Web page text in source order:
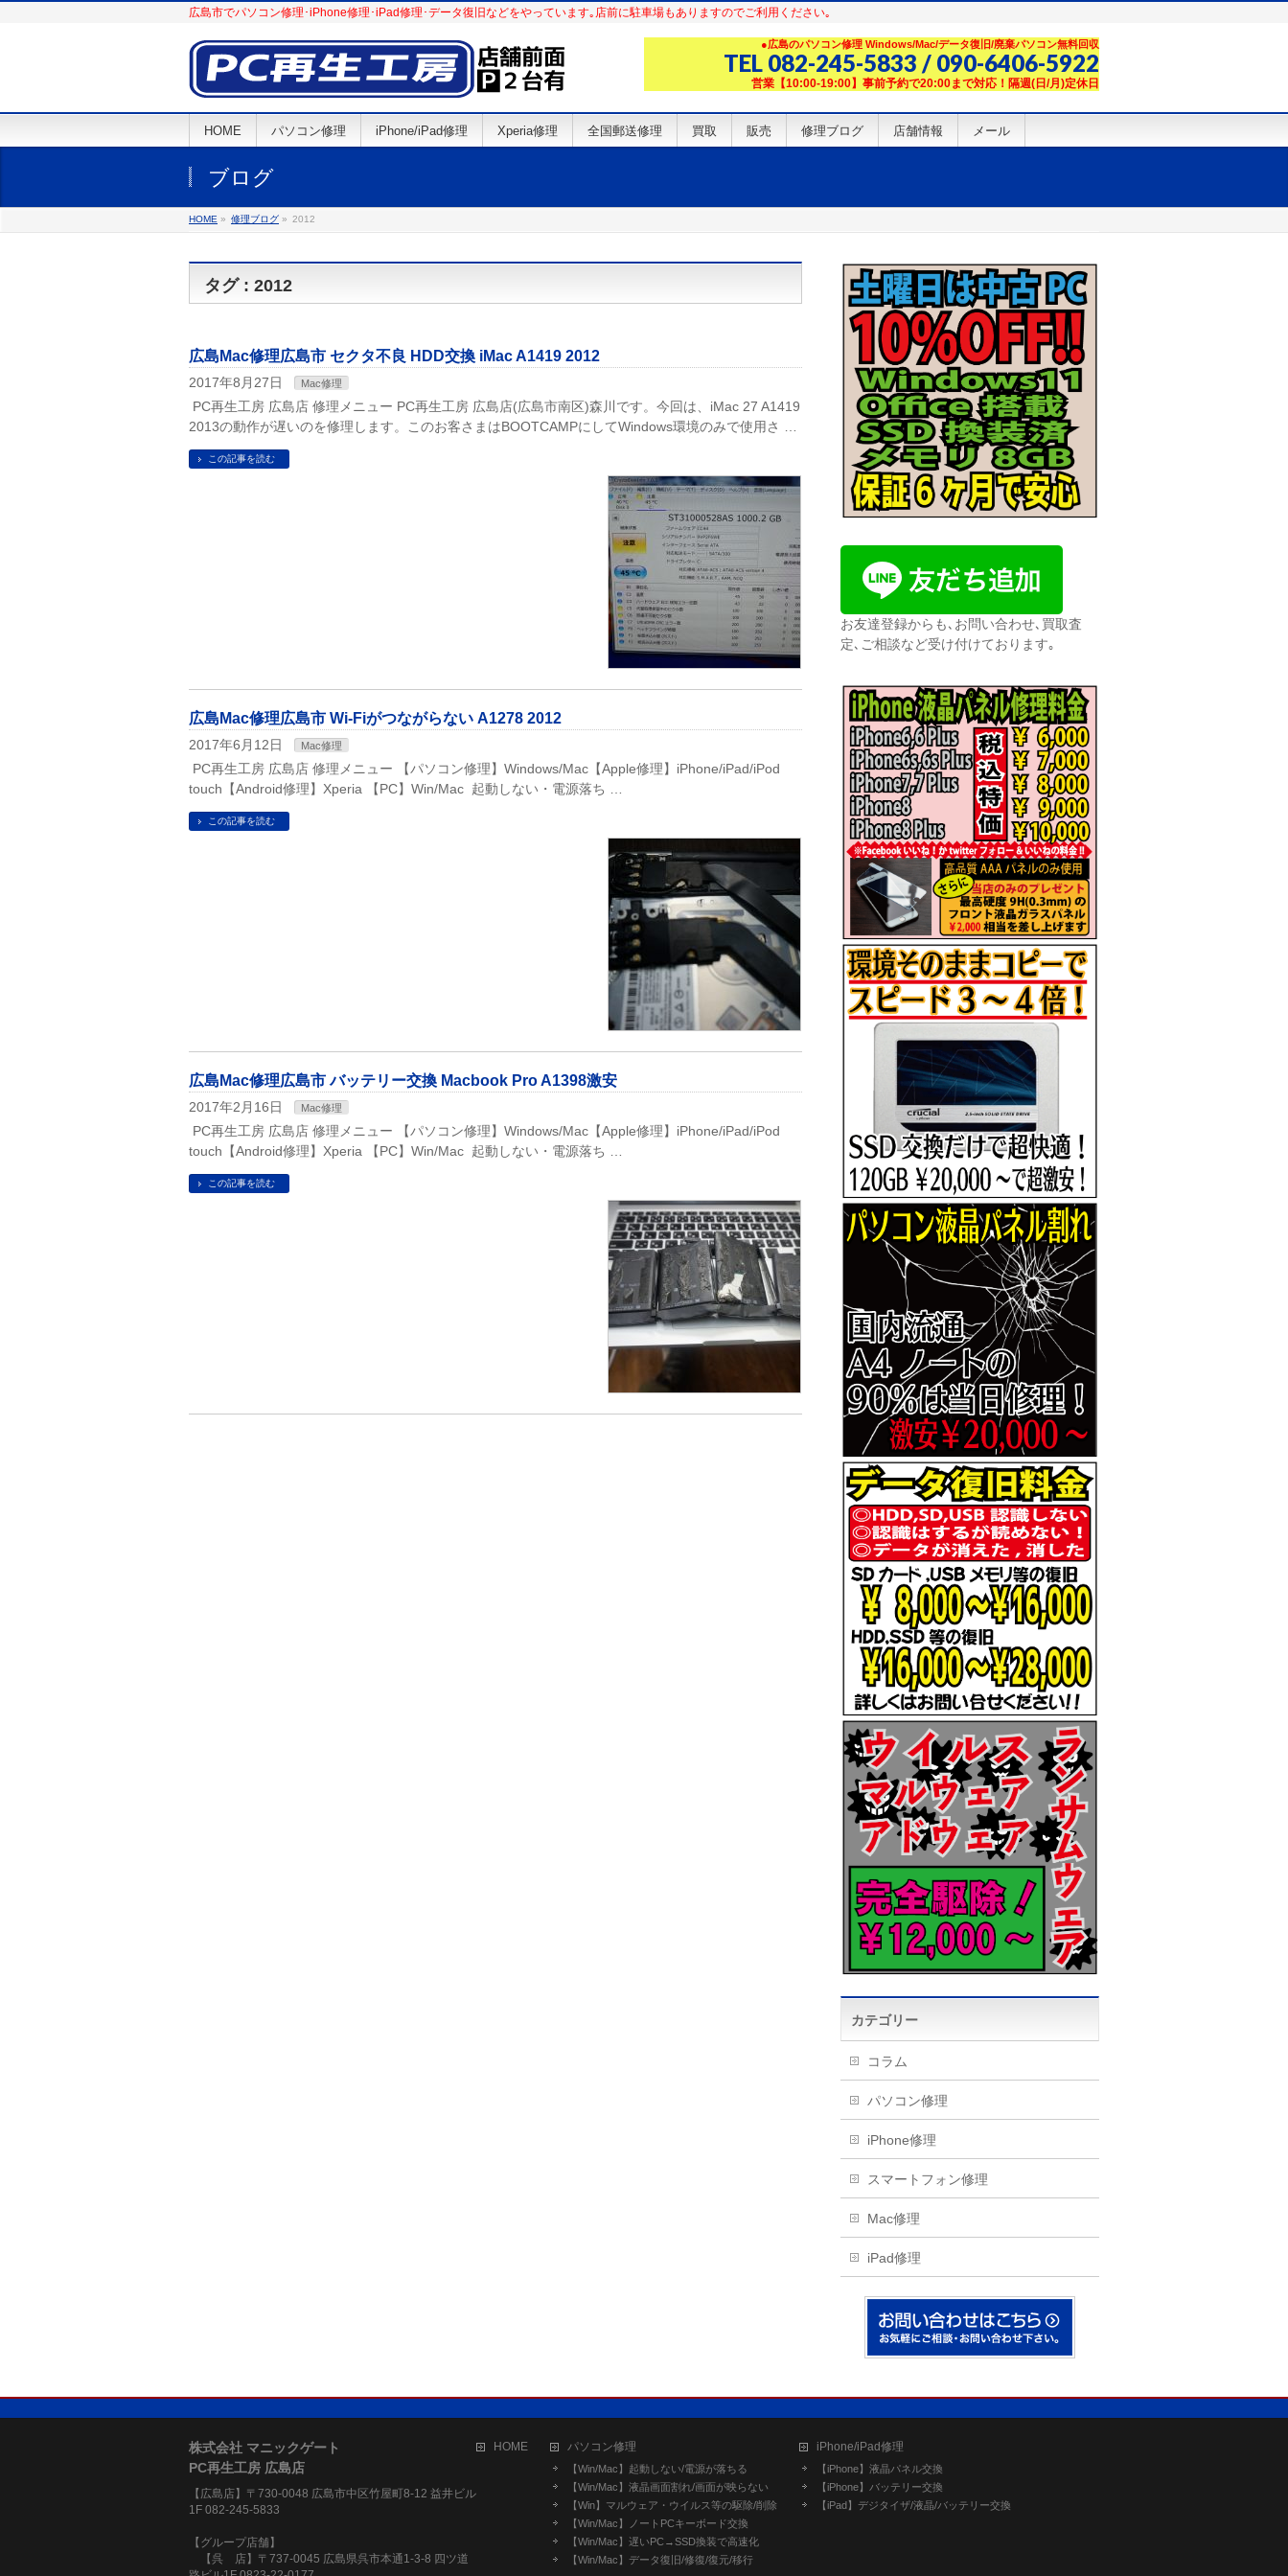
広島市でパソコン修理･iPhone修理･iPad修理･データ復旧などをやっています｡店前に駐車場もありますのでご利用ください｡
●広島のパソコン修理 Windows/Mac/データ復旧/廃棄パソコン無料回収
TEL 082-245-5833 / 090-6406-5922
営業【10:00-19:00】事前予約で20:00まで対応！隔週(日/月)定休日
HOME パソコン修理 iPhone/iPad修理 Xperia修理 全国郵送修理 買取 販売 修理ブログ 店舗情報 メール
ブログ
HOME » 修理ブログ » 2012
タグ : 2012
広島Mac修理広島市 セクタ不良 HDD交換 iMac A1419 2012
2017年8月27日 Mac修理
PC再生工房 広島店 修理メニュー PC再生工房 広島店(広島市南区)森川です。今回は、iMac 27 A1419
2013の動作が遅いのを修理します。このお客さまはBOOTCAMPにしてWindows環境のみで使用さ …
この記事を読む
広島Mac修理広島市 Wi-Fiがつながらない A1278 2012
2017年6月12日 Mac修理
PC再生工房 広島店 修理メニュー 【パソコン修理】Windows/Mac【Apple修理】iPhone/iPad/iPod
touch【Android修理】Xperia 【PC】Win/Mac 起動しない・電源落ち …
この記事を読む
広島Mac修理広島市 バッテリー交換 Macbook Pro A1398激安
2017年2月16日 Mac修理
PC再生工房 広島店 修理メニュー 【パソコン修理】Windows/Mac【Apple修理】iPhone/iPad/iPod
touch【Android修理】Xperia 【PC】Win/Mac 起動しない・電源落ち …
この記事を読む
お友達登録からも､お問い合わせ､買取査
定､ご相談など受け付けております｡
カテゴリー
コラム
パソコン修理
iPhone修理
スマートフォン修理
Mac修理
iPad修理
株式会社 マニックゲート
PC再生工房 広島店
【広島店】〒730-0048 広島市中区竹屋町8-12 益井ビル
1F 082-245-5833
【グループ店舗】
【呉 店】〒737-0045 広島県呉市本通1-3-8 四ツ道
HOME パソコン修理
【Win/Mac】起動しない/電源が落ちる
【Win/Mac】液晶画面割れ/画面が映らない
【Win】マルウェア・ウイルス等の駆除/削除
【Win/Mac】ノートPCキーボード交換
【Win/Mac】遅いPC→SSD換装で高速化
【Win/Mac】データ復旧/修復/復元/移行
iPhone/iPad修理
【iPhone】液晶パネル交換
【iPhone】バッテリー交換
【iPad】デジタイザ/液晶/バッテリー交換